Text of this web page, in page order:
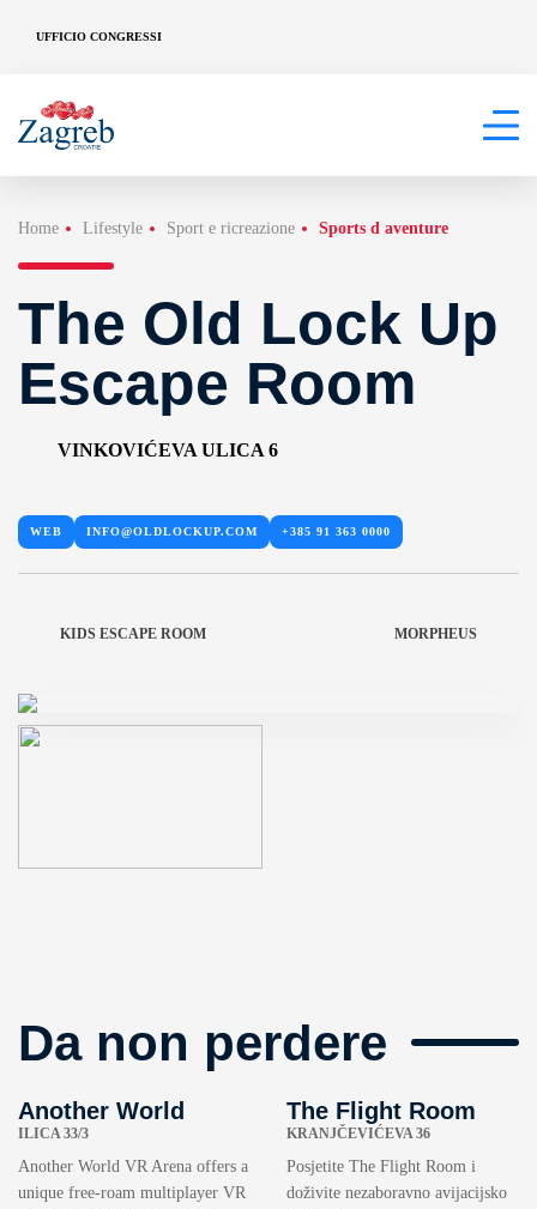
UFFICIO CONGRESSI
Home Lifestyle Sport e ricreazione Sports d aventure
The Old Lock Up
Escape Room
VINKOVIĆEVA ULICA 6
WEB INFO@OLDLOCKUP.COM +385 91 363 0000
KIDS ESCAPE ROOM MORPHEUS
Da non perdere
Another World
ILICA 33/3
Another World VR Arena offers a
unique free-roam multiplayer VR
The Flight Room
KRANJČEVIĆEVA 36
Posjetite The Flight Room i
doživite nezaboravno avijacijsko